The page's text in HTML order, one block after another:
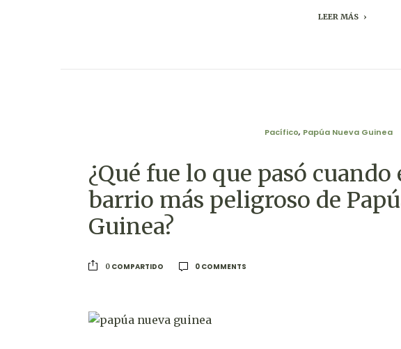
LEER MÁS
Pacífico, Papúa Nueva Guinea
¿Qué fue lo que pasó
barrio más peligroso de
Guinea?
0 COMPARTIDO 0 COMMENTS